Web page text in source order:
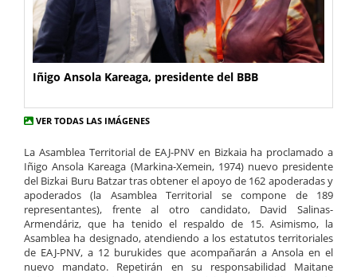
Iñigo Ansola Kareaga, presidente del BBB
VER TODAS LAS IMÁGENES
La Asamblea Territorial de EAJ-PNV en Bizkaia ha proclamado a
Iñigo Ansola Kareaga (Markina-Xemein, 1974) nuevo presidente
del Bizkai Buru Batzar tras obtener el apoyo de 162 apoderadas y
apoderados (la Asamblea Territorial se compone de 189
representantes), frente al otro candidato, David Salinas-
Armendáriz, que ha tenido el respaldo de 15. Asimismo, la
Asamblea ha designado, atendiendo a los estatutos territoriales
de EAJ-PNV, a 12 burukides que acompañarán a Ansola en el
nuevo mandato. Repetirán en su responsabilidad Maitane